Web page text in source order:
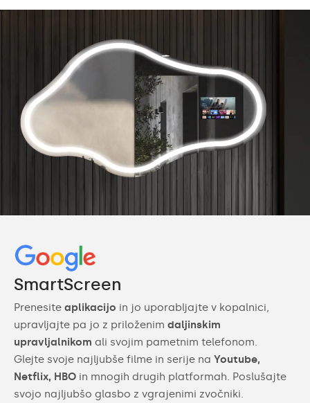
SmartScreen
Prenesite aplikacijo in jo uporabljajte v kopalnici,
upravljajte pa jo z priloženim daljinskim
upravljalnikom ali svojim pametnim telefonom.
Glejte svoje najljubše filme in serije na Youtube,
Netflix, HBO in mnogih drugih platformah. Poslušajte
svojo najljubšo glasbo z vgrajenimi zvočniki.